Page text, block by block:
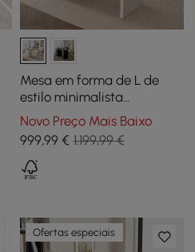
Mesa em forma de L de
estilo minimalista
humildemente moderno
Mesa de escritório
executiva sólida de 60
polegadas
Novo Preço Mais Baixo
999,99€ 1.199,99 €
Ofertas especiais